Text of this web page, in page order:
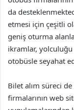
da
etmesi için çeşitli
geniş oturma
ikramlar,
otobüsle seyahat
Bilet alım süreci de
firmalarının web